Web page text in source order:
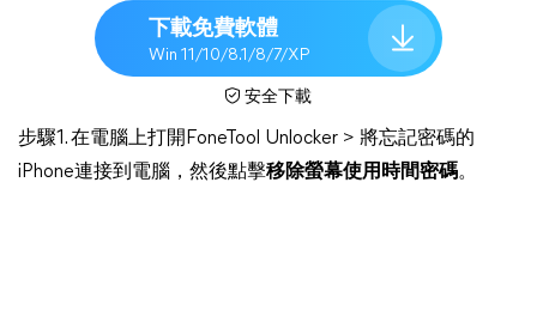
下載免費軟體
Win 11/10/8.1/8/7/XP
安全下載
步驟1. 在電腦上打開FoneTool Unlocker > 將忘記密碼的
iPhone連接到電腦，然後點擊移除螢幕使用時間密碼。